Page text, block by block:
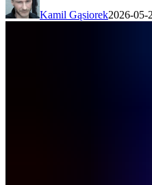
Kamil Gąsiorek2026-05-